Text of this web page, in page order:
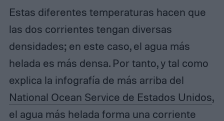
Estas diferentes temperaturas hacen que
las dos corrientes tengan diversas
densidades; en este caso, el agua más
helada es más densa. Por tanto, y tal como
explica la infografía de más arriba del
National Ocean Service de Estados Unidos,
el agua más helada forma una corriente